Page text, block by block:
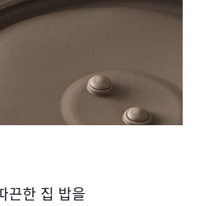
끈한 집 밥을